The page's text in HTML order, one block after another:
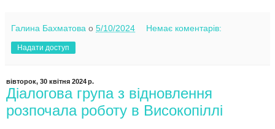
Галина Бахматова о 5/10/2024 Немає коментарів:
Надати доступ
вівторок, 30 квітня 2024 р.
Діалогова група з відновлення
розпочала роботу в Високопіллі